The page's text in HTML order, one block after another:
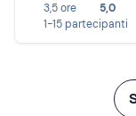
3,5 ore
5,0
1-15 partecipanti